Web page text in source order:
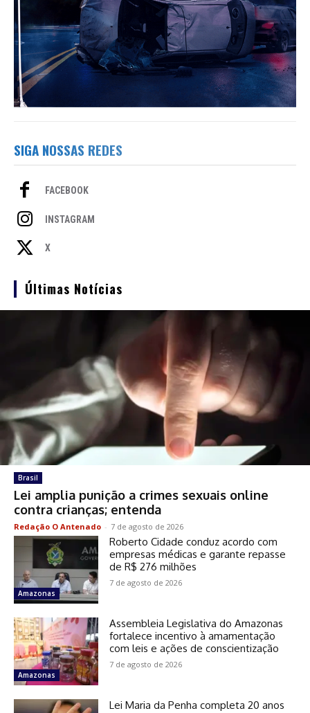
SIGA NOSSAS REDES
FACEBOOK
INSTAGRAM
X
Últimas Notícias
Brasil
Lei amplia punição a crimes sexuais online
contra crianças; entenda
Redação O Antenado - 7 de agosto de 2026
Amazonas
Roberto Cidade conduz acordo com
empresas médicas e garante repasse
de R$ 276 milhões
7 de agosto de 2026
Amazonas
Assembleia Legislativa do Amazonas
fortalece incentivo à amamentação
com leis e ações de conscientização
7 de agosto de 2026
Lei Maria da Penha completa 20 anos